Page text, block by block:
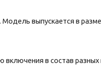
выпускается в
в состав